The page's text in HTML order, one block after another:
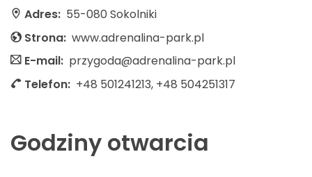
Adres: 55-080 Sokolniki
Strona: www.adrenalina-park.pl
E-mail: przygoda@adrenalina-park.pl
Telefon: +48 501241213, +48 504251317
Godziny otwarcia